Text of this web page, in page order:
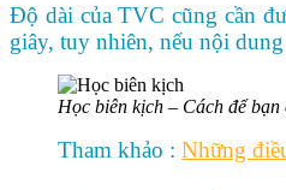
Độ dài của TVC cũng cần
giây, tuy nhiên, nếu nội
Học biên kịch – Cách để
Tham khảo : Những